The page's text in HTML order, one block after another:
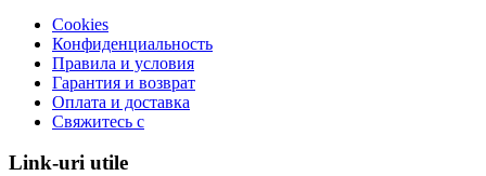
Cookies
Конфиденциальность
Правила и условия
Гарантия и возврат
Оплата и доставка
Свяжитесь с
Link-uri utile